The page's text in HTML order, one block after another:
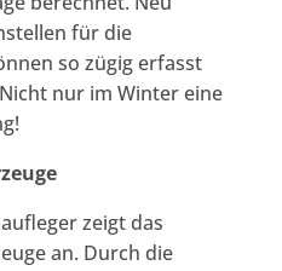
für die
so zügig erfasst
nur im Winter eine
zeigt das
an. Durch die